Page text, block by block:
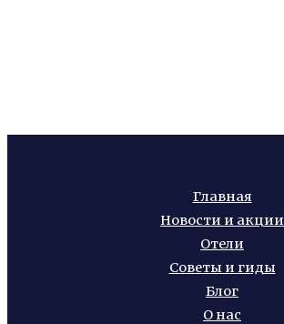
Главная
Новости и акции
Отели
Советы и гиды
Блог
О нас